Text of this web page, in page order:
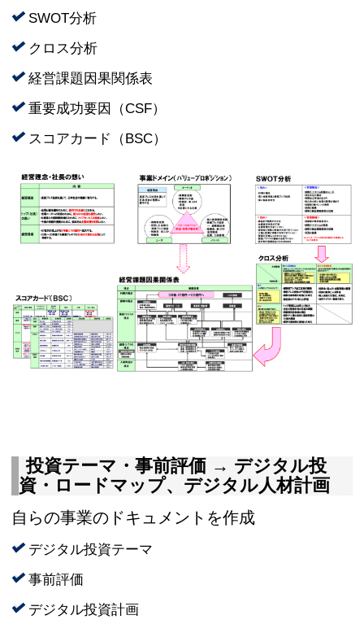
SWOT分析
クロス分析
経営課題因果関係表
重要成功要因（CSF）
スコアカード（BSC）
投資テーマ・事前評価 → デジタル投
資・ロードマップ、デジタル人材計画
自らの事業のドキュメントを作成
デジタル投資テーマ
事前評価
デジタル投資計画